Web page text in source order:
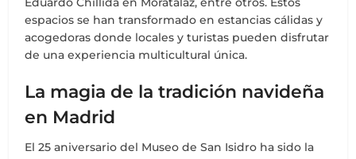
espacios se han transformado en estancias cálidas y
acogedoras donde locales y turistas pueden disfrutar
de una experiencia multicultural única.
La magia de la tradición navideña
en Madrid
El 25 aniversario del Museo de San Isidro ha sido la